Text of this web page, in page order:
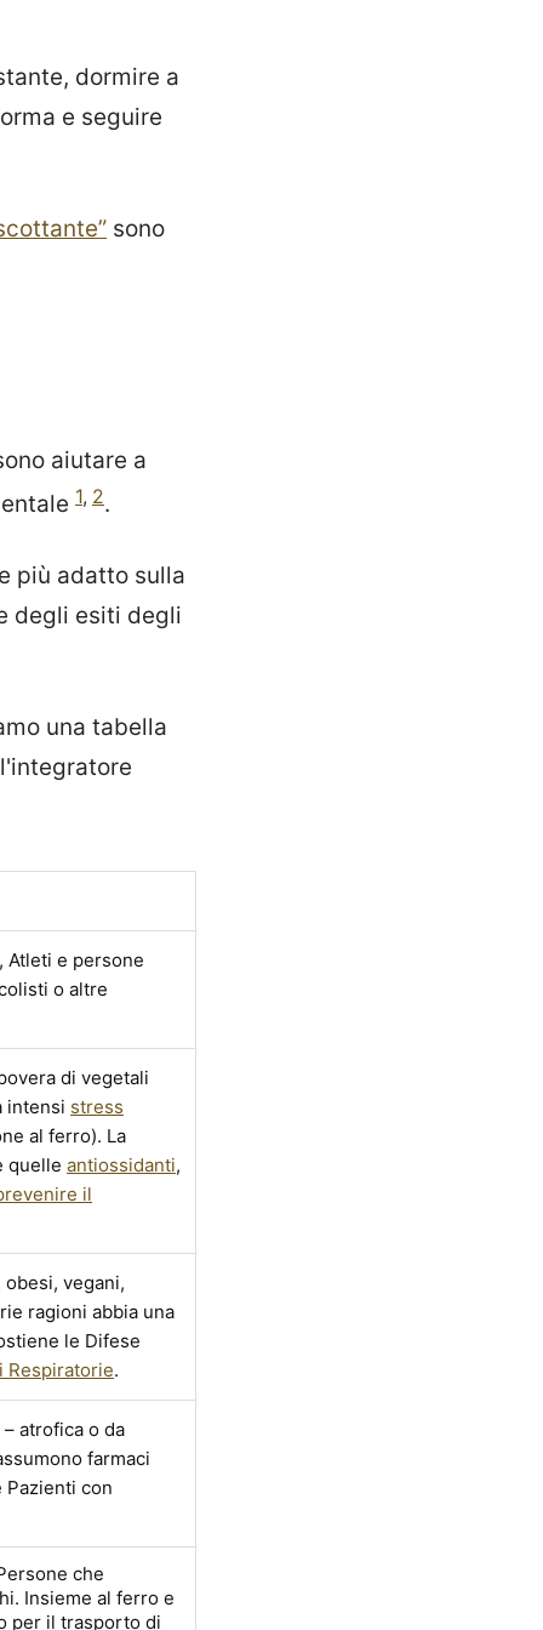
dormire a
e seguire
sono
aiutare a
1, 2.
più adatto sulla
degli esiti degli
una tabella
, Atleti e persone
o altre
di vegetali
intensi stress
al ferro). La
quelle antiossidanti,
il
vegani,
ragioni abbia una
le Difese
Respiratorie.
atrofica o da
farmaci
con
che
Insieme al ferro e
per il trasporto di